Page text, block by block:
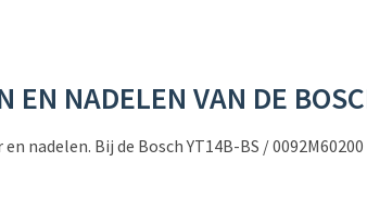
EN NADELEN VAN DE
en nadelen. Bij de Bosch YT14B-BS /